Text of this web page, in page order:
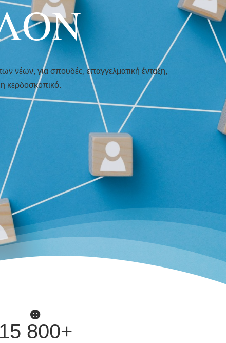
νέων, για σπουδές, επαγγελματική ένταξη,
κερδοσκοπικό.
15 800+